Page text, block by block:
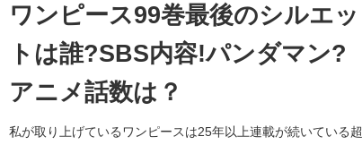
ワンピース99巻最後のシルエッ
トは誰?SBS内容!パンダマン?
アニメ話数は？
私が取り上げているワンピースは25年以上連載が続いている超